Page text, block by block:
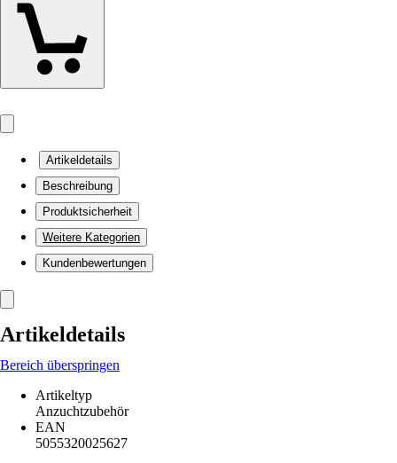
Artikeldetails
Beschreibung
Produktsicherheit
Weitere Kategorien
Kundenbewertungen
Artikeldetails
Bereich überspringen
Artikeltyp
Anzuchtzubehör
EAN
5055320025627